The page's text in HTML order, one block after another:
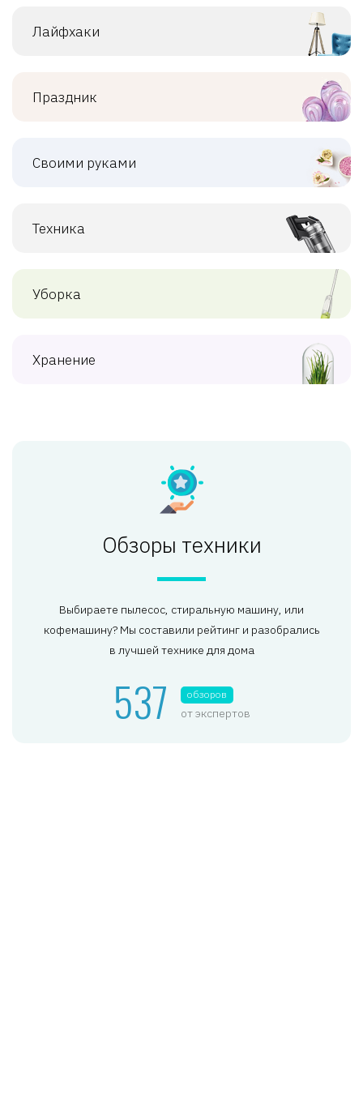
Лайфхаки
Праздник
Своими руками
Техника
Уборка
Хранение
Обзоры техники
Выбираете пылесос, стиральную машину, или
кофемашину? Мы составили рейтинг и разобрались
в лучшей технике для дома
537 обзоров
от экспертов